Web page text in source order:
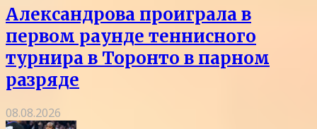
Александрова проиграла в
первом раунде теннисного
турнира в Торонто в парном
разряде
08.08.2026